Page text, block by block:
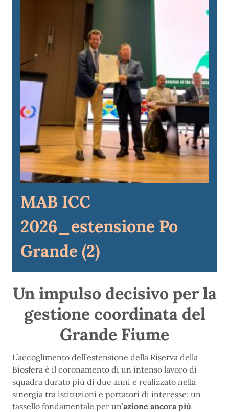
MAB ICC
2026_estensione Po
Grande (2)
Un impulso decisivo per la
gestione coordinata del
Grande Fiume
L’accoglimento dell’estensione della Riserva della
Biosfera è il coronamento di un intenso lavoro di
squadra durato più di due anni e realizzato nella
sinergia tra istituzioni e portatori di interesse: un
tassello fondamentale per un’azione ancora più